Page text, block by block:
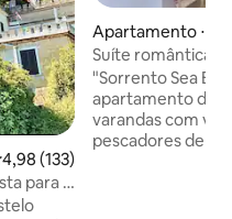
de uma avaliação média de
4,98 (133)
para o
Apartamento ⋅
Suíte romântica à
Sorrento | Sea
"Sorrento Sea
apartamento de
varandas com
pescadores de